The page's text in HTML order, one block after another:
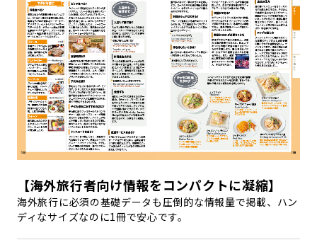
【海外旅行者向け情報をコンパクトに凝縮】
海外旅行に必須の基礎データも圧倒的な情報量で掲載、ハン
ディなサイズなのに1冊で安心です。